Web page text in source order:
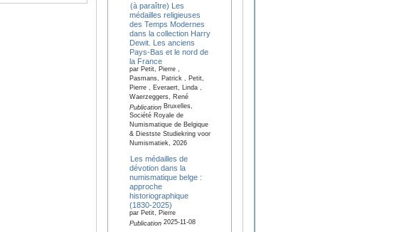
(à paraître) Les
médailles religieuses
des Temps Modernes
dans la collection Harry
Dewit. Les anciens
Pays-Bas et le nord de
la France
par Petit, Pierre ,
Pasmans, Patrick , Petit,
Pierre , Everaert, Linda ,
Waerzeggers, René
PublicationBruxelles,
Société Royale de
Numismatique de Belgique
& Diestste Studiekring voor
Numismatiek, 2026
Les médailles de
dévotion dans la
numismatique belge :
approche
historiographique
(1830-2025)
par Petit, Pierre
Publication2025-11-08